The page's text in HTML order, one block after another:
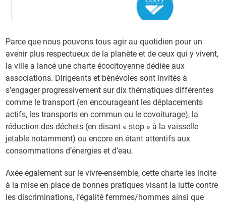
Parce que nous pouvons tous agir au quotidien pour un
avenir plus respectueux de la planète et de ceux qui y vivent,
la ville a lancé une charte écocitoyenne dédiée aux
associations. Dirigeants et bénévoles sont invités à
s’engager progressivement sur dix thématiques différentes
comme le transport (en encourageant les déplacements
actifs, les transports en commun ou le covoiturage), la
réduction des déchets (en disant « stop » à la vaisselle
jetable notamment) ou encore en étant attentifs aux
consommations d’énergies et d’eau.
Axée également sur le vivre-ensemble, cette charte les incite
à la mise en place de bonnes pratiques visant la lutte contre
les discriminations, l’égalité femmes/hommes ainsi que